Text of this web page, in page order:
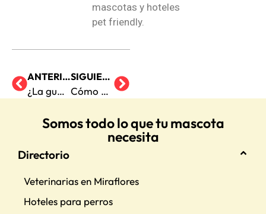
mascotas y hoteles
pet friendly.
ANTERIOR
¿La guardería para perros ayuda con la ansiedad por separación?
SIGUIENTE
Cómo mantener a tu cachorro activo durante el invierno
Somos todo lo que tu mascota
necesita
Directorio
Veterinarias en Miraflores
Hoteles para perros